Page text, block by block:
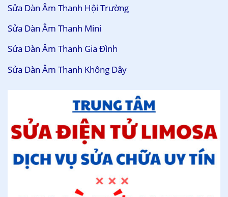
Sửa Dàn Âm Thanh Hội Trường
Sửa Dàn Âm Thanh Mini
Sửa Dàn Âm Thanh Gia Đình
Sửa Dàn Âm Thanh Không Dây